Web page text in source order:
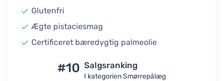
Glutenfri
Ægte pistaciesmag
Certificeret bæredygtig palmeolie
#10 Salgsranking
I kategorien Smørrepålæg